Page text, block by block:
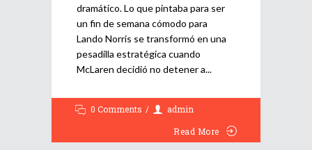
dramático. Lo que pintaba para ser
un fin de semana cómodo para
Lando Norris se transformó en una
pesadilla estratégica cuando
McLaren decidió no detener a
0 Comments
admin
Read More